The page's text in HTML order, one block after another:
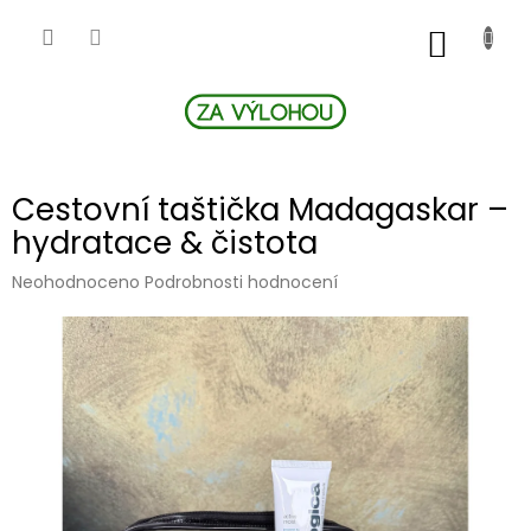
Cestovní taštička Madagaskar –
hydratace & čistota
Průměrné
produktu
hvězdiček.
Neohodnoceno Podrobnosti hodnocení